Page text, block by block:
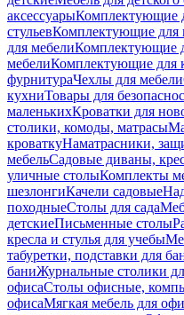
аксессуарыКомплектующие
стульевКомплектующие для
для мебелиКомплектующие
мебелиКомплектующие для
фурнитураЧехлы для мебели
кухниТовары для
маленькихКроватки для
столики, комоды, матрасы
кроваткуНаматрасники,
мебельСадовые диваны,
уличные столыКомплекты
шезлонгиКачели садовые
походныеСтолы для сада
детскиеПисьменные столы
кресла и стулья для учебы
табуретки, подставки для
баниЖурнальные столики
офисаСтолы офисные,
офисаМягкая мебель для